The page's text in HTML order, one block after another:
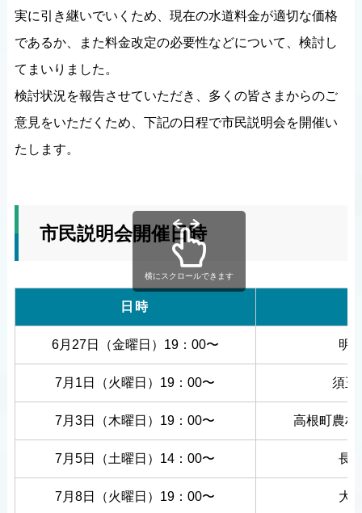
実に引き継いでいくため、現在の水道料金が適切な価格
であるか、また料金改定の必要性などについて、検討し
てまいりました。
検討状況を報告させていただき、多くの皆さまからのご
意見をいただくため、下記の日程で市民説明会を開催い
たします。
市民説明会開催日時
日時
6月27日（金曜日）19：00〜 明
7月1日（火曜日）19：00〜 須玉
7月3日（木曜日）19：00〜 高根町農村
7月5日（土曜日）14：00〜 長
7月8日（火曜日）19：00〜 大
横にスクロールできます